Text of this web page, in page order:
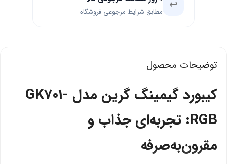
↩️ مطابق شرایط مرجوعی فروشگاه
توضیحات محصول
کیبورد گیمینگ گرین مدل GK701-
RGB: تجربه‌ای جذاب و
مقرون‌به‌صرفه